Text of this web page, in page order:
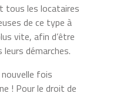
tous les locataires
de ce type à
vite, afin d’être
démarches.
fois
! Pour le droit de